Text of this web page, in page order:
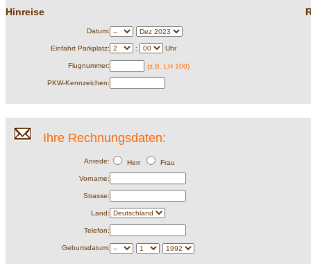
Hinreise
Datum:
Einfahrt Parkplatz: : Uhr
Flugnummer: (z.B. LH 100)
PKW-Kennzeichen:
Ihre Rechnungsdaten:
Anrede: Herr Frau
Vorname:
Strasse:
Land:
Telefon:
Geburtsdatum: